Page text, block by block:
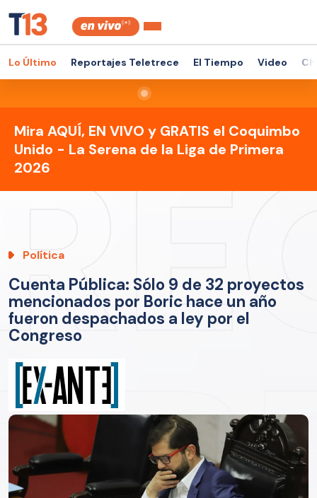
Lo Último Reportajes Teletrece El Tiempo Video
Mira AQUÍ, EN VIVO y GRATIS el Coquimbo
Unido - La Serena de la Liga de Primera
2026
Política
Cuenta Pública: Sólo 9 de 32 proyectos
mencionados por Boric hace un año
fueron despachados a ley por el
Congreso